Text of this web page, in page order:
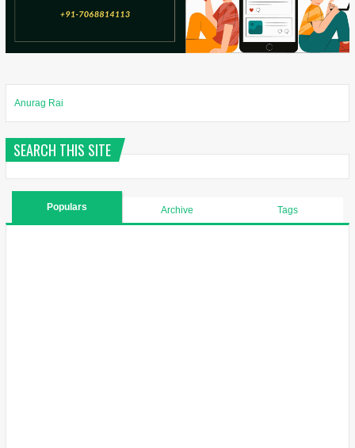
Anurag Rai
SEARCH THIS SITE
Populars Archive Tags